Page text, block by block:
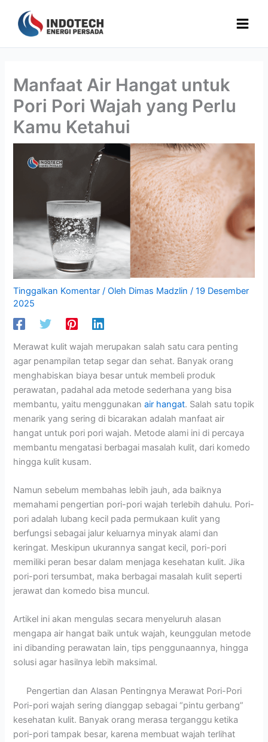
konten
Manfaat Air Hangat untuk
Pori Pori Wajah yang Perlu
Kamu Ketahui
Tinggalkan Komentar / Oleh Dimas Madzlin/19 Desember
2025
Merawat kulit wajah merupakan salah satu cara penting
agar penampilan tetap segar dan sehat. Banyak orang
menghabiskan biaya besar untuk membeli produk
perawatan, padahal ada metode sederhana yang bisa
membantu, yaitu menggunakanair hangat. Salah satu topik
menarik yang sering di bicarakan adalah manfaat air
hangat untuk pori pori wajah. Metode alami ini di percaya
membantu mengatasi berbagai masalah kulit, dari komedo
hingga kulit kusam.
Namun sebelum membahas lebih jauh, ada baiknya
memahami pengertian pori-pori wajah terlebih dahulu. Pori-
pori adalah lubang kecil pada permukaan kulit yang
berfungsi sebagai jalur keluarnya minyak alami dan
keringat. Meskipun ukurannya sangat kecil, pori-pori
memiliki peran besar dalam menjaga kesehatan kulit. Jika
pori-pori tersumbat, maka berbagai masalah kulit seperti
jerawat dan komedo bisa muncul.
Artikel ini akan mengulas secara menyeluruh alasan
mengapa air hangat baik untuk wajah, keunggulan metode
ini dibanding perawatan lain, tips penggunaannya, hingga
solusi agar hasilnya lebih maksimal.
Pengertian dan Alasan Pentingnya Merawat Pori-Pori
Pori-pori wajah sering dianggap sebagai “pintu gerbang”
kesehatan kulit. Banyak orang merasa terganggu ketika
pori-pori tampak besar, karena membuat wajah terlihat